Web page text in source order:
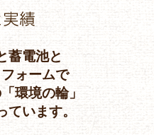
蓄電池と
ォームで
環境の輪」
ています。